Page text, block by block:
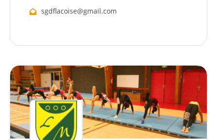
sgdflacoise@gmail.com
Annuaire
Agenda
Actualités